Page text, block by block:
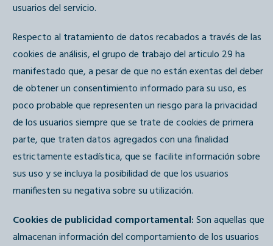
usuarios del servicio.
Respecto al tratamiento de datos recabados a través de las
cookies de análisis, el grupo de trabajo del articulo 29 ha
manifestado que, a pesar de que no están exentas del deber
de obtener un consentimiento informado para su uso, es
poco probable que representen un riesgo para la privacidad
de los usuarios siempre que se trate de cookies de primera
parte, que traten datos agregados con una finalidad
estrictamente estadística, que se facilite información sobre
sus uso y se incluya la posibilidad de que los usuarios
manifiesten su negativa sobre su utilización.
Cookies de publicidad comportamental:Son aquellas que
almacenan información del comportamiento de los usuarios